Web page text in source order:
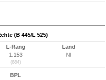
(B 445/L 525)
L-Rang
1.153
(884)
Land
NI
BPL